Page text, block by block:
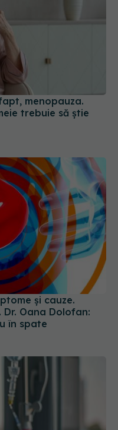
trebuie să știe
Dr. Oana Dolofan:
în spate